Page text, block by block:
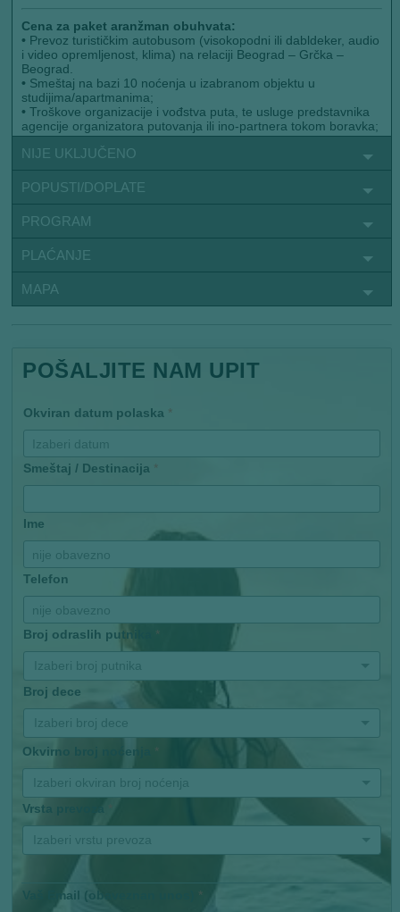
Cena za paket aranžman obuhvata:
• Prevoz turističkim autobusom (visokopodni ili dabldeker, audio
i video opremljenost, klima) na relaciji Beograd – Grčka –
Beograd.
• Smeštaj na bazi 10 noćenja u izabranom objektu u
studijima/apartmanima;
•Troškove organizacije i vođstva puta, te usluge predstavnika
agencije organizatora putovanja ili ino-partnera tokom boravka;
NIJE UKLJUČENO
POPUSTI/DOPLATE
PROGRAM
PLAĆANJE
MAPA
POŠALJITE NAM UPIT
Okviran datum polaska *
Smeštaj / Destinacija *
Ime
Telefon
Broj odraslih putnika *
Izaberi broj putnika
Broj dece
Izaberi broj dece
Okvirno broj noćenja *
Izaberi okviran broj noćenja
Vrsta prevoza
Izaberi vrstu prevoza
Vaš Email (obaveznan unos) *